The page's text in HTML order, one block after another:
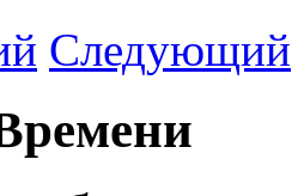
Следующий